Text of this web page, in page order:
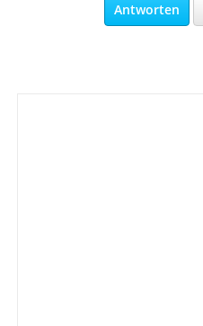
Antworten